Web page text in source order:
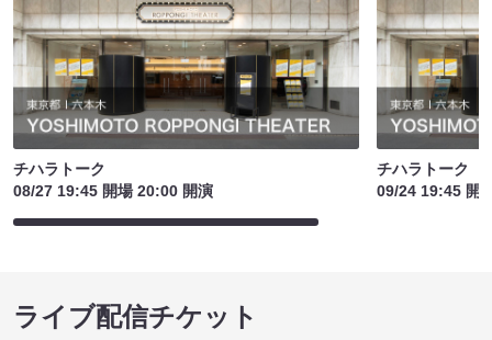
チハラトーク
08/27 19:45 開場 20:00 開演
チハラトーク
09/24 19:45 開
ライブ配信チケット